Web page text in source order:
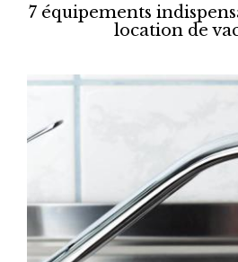
7 équipements
location de